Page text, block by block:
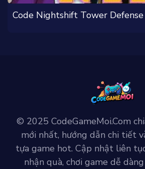
Code Nightshift Tower Defense
© 2025 CodeGameMoi.Com
mới nhất, hướng dẫn chi tiết
tựa game hot. Cập nhật liên
nhận quà, chơi game dễ